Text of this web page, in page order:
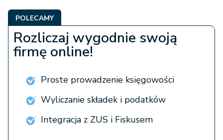
POLECAMY
Rozliczaj wygodnie swoją
firmę online!
Proste prowadzenie księgowości
Wyliczanie składek i podatków
Integracja z ZUS i Fiskusem